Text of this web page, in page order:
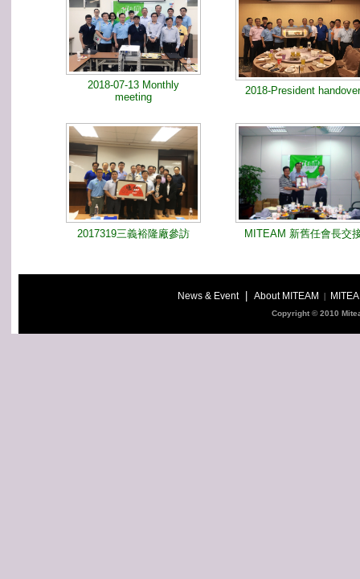
2018-07-13 Monthly
meeting
2018-President handover
2017319三義裕隆廠參訪 MITEAM 新舊任會長交
News & Event| About MITEAM
Copyright © 2010